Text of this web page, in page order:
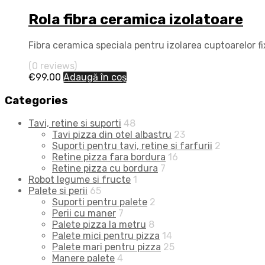
Rola fibra ceramica izolatoare
Fibra ceramica speciala pentru izolarea cuptoarelor
(0 reviews)
€99.00 Adaugă în coș
Categories
Tavi, retine si suporti 48
Tavi pizza din otel albastru 23
Suporti pentru tavi, retine si farfurii 2
Retine pizza fara bordura 16
Retine pizza cu bordura 7
Robot legume si fructe 1
Palete si perii 65
Suporti pentru palete 2
Perii cu maner 7
Palete pizza la metru 8
Palete mici pentru pizza 14
Palete mari pentru pizza 25
Manere palete 4